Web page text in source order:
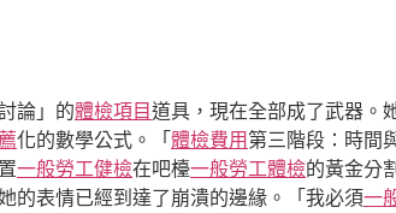
論」的體檢項目道具，現在全部成了武器。
化的數學公式。「 體檢費用 第三階段：時間
一般勞工健檢在吧檯一般勞工體檢的黃金分
的表情已經到達了崩潰的邊緣。「我必須一